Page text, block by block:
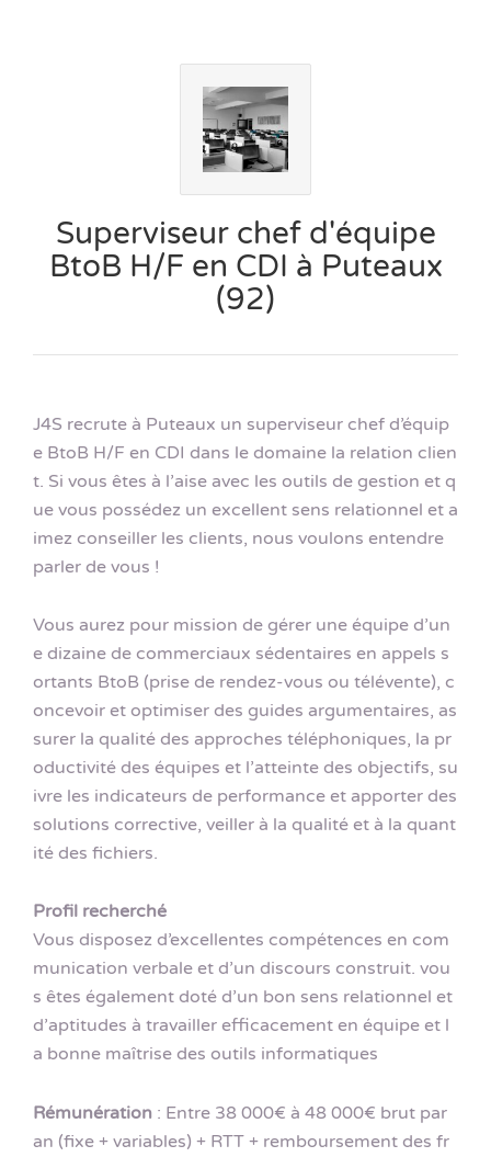
Superviseur chef d'équipe
BtoB H/F en CDI à Puteaux
(92)
J4S recrute à Puteaux un superviseur chef d’équip
e BtoB H/F en CDI dans le domaine la relation clien
t. Si vous êtes à l’aise avec les outils de gestion et q
ue vous possédez un excellent sens relationnel et a
imez conseiller les clients, nous voulons entendre
parler de vous !
Vous aurez pour mission de gérer une équipe d’un
e dizaine de commerciaux sédentaires en appels s
ortants BtoB (prise de rendez-vous ou télévente), c
oncevoir et optimiser des guides argumentaires, as
surer la qualité des approches téléphoniques, la pr
oductivité des équipes et l’atteinte des objectifs, su
ivre les indicateurs de performance et apporter des
solutions corrective, veiller à la qualité et à la quant
ité des fichiers.
Profil recherché
Vous disposez d’excellentes compétences en com
munication verbale et d’un discours construit. vou
s êtes également doté d’un bon sens relationnel et
d’aptitudes à travailler efficacement en équipe et l
a bonne maîtrise des outils informatiques
Rémunération : Entre 38 000€ à 48 000€ brut par
an (fixe + variables) + RTT + remboursement des fr